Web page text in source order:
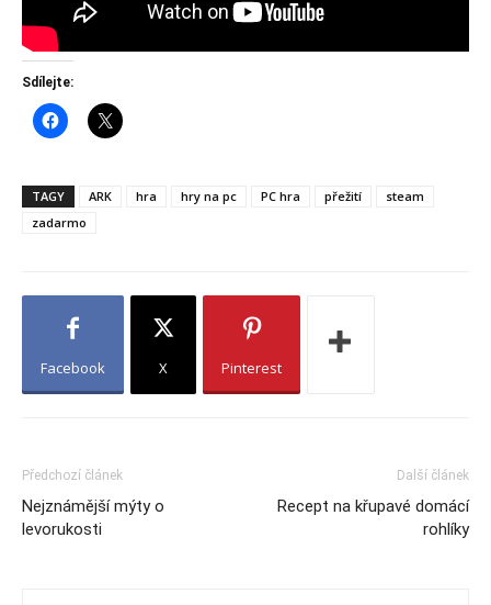
Sdílejte:
TAGY ARK hra hry na pc PC hra přežití
steam
zadarmo
Facebook X Pinterest
Předchozí článek
Nejznámější mýty o
levorukosti
Další článek
Recept na křupavé domácí
rohlíky